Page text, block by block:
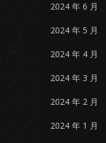
2024 年 6 月
2024 年 5 月
2024 年 4 月
2024 年 3 月
2024 年 2 月
2024 年 1 月